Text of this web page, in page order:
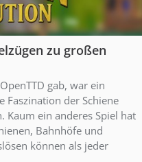
zu großen
gab, war ein
Faszination der Schiene
Kaum ein anderes Spiel hat
Bahnhöfe und
können als jeder